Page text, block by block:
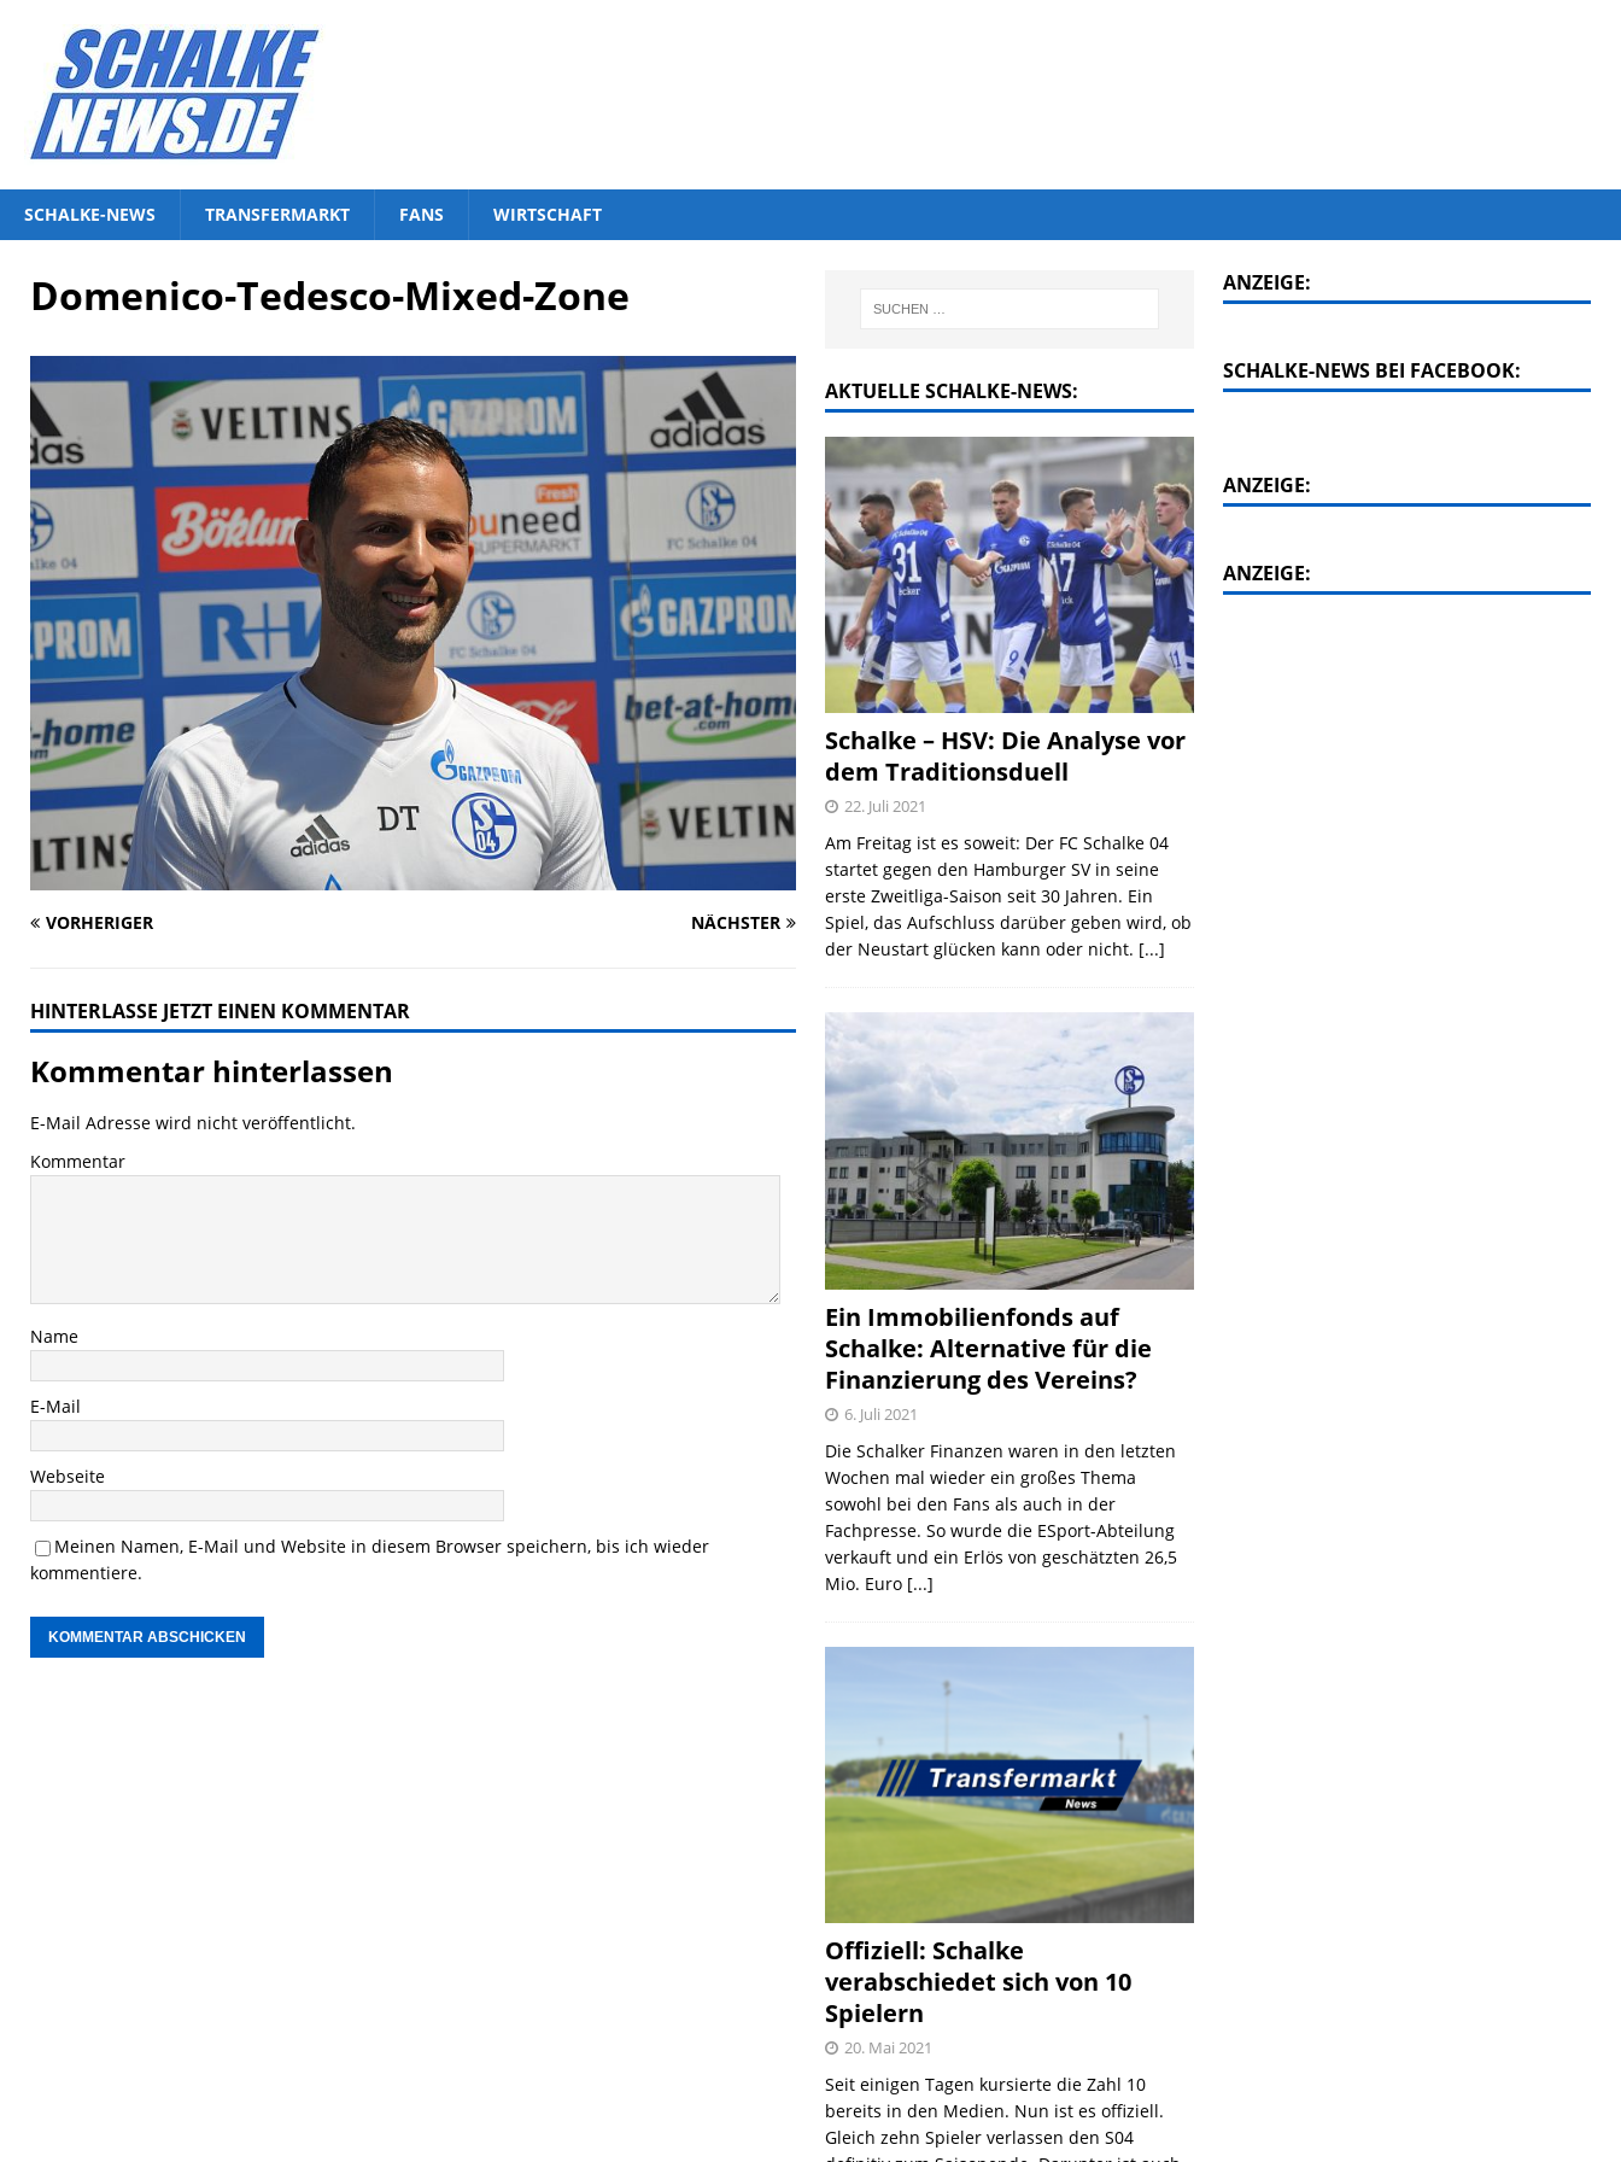
SCHALKE-NEWS TRANSFERMARKT FANS WIRTSCHAFT
Domenico-Tedesco-Mixed-Zone
VORHERIGER NÄCHSTER
HINTERLASSE JETZT EINEN KOMMENTAR
Kommentar hinterlassen
E-Mail Adresse wird nicht veröffentlicht.
Kommentar
Name
E-Mail
Webseite
Meinen Namen, E-Mail und Website in diesem Browser speichern, bis ich wieder
kommentiere.
AKTUELLE SCHALKE-NEWS:
Schalke – HSV: Die Analyse vor
dem Traditionsduell
22. Juli 2021
Am Freitag ist es soweit: Der FC Schalke 04
startet gegen den Hamburger SV in seine
erste Zweitliga-Saison seit 30 Jahren. Ein
Spiel, das Aufschluss darüber geben wird, ob
der Neustart glücken kann oder nicht. [...]
Ein Immobilienfonds auf
Schalke: Alternative für die
Finanzierung des Vereins?
6. Juli 2021
Die Schalker Finanzen waren in den letzten
Wochen mal wieder ein großes Thema
sowohl bei den Fans als auch in der
Fachpresse. So wurde die ESport-Abteilung
verkauft und ein Erlös von geschätzten 26,5
Mio. Euro [...]
Offiziell: Schalke
verabschiedet sich von 10
Spielern
20. Mai 2021
Seit einigen Tagen kursierte die Zahl 10
bereits in den Medien. Nun ist es offiziell.
Gleich zehn Spieler verlassen den S04
ANZEIGE:
SCHALKE-NEWS BEI FACEBOOK:
ANZEIGE:
ANZEIGE: